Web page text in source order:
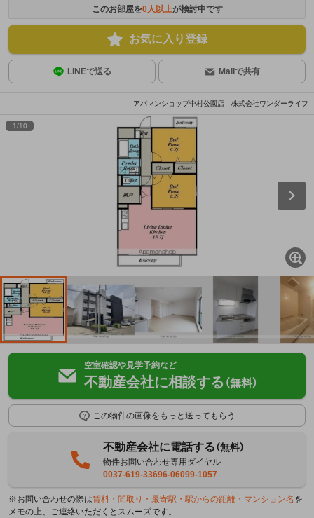
このお部屋を0人以上が検討中です
お気に入り登録
LINEで送る Mailで共有
アパマンショップ中村公園店 株式会社ワンダーライフ
1/10
空室確認や見学予約など
不動産会社に相談する （無料）
この物件の画像をもっと送ってもらう
不動産会社に電話する（無料）
物件お問い合わせ専用ダイヤル
0037-619-33696-06099-1057
※お問い合わせの際は賃料・間取り・最寄駅・駅からの距離・マンション名 を
メモの上、ご連絡いただくとスムーズです。